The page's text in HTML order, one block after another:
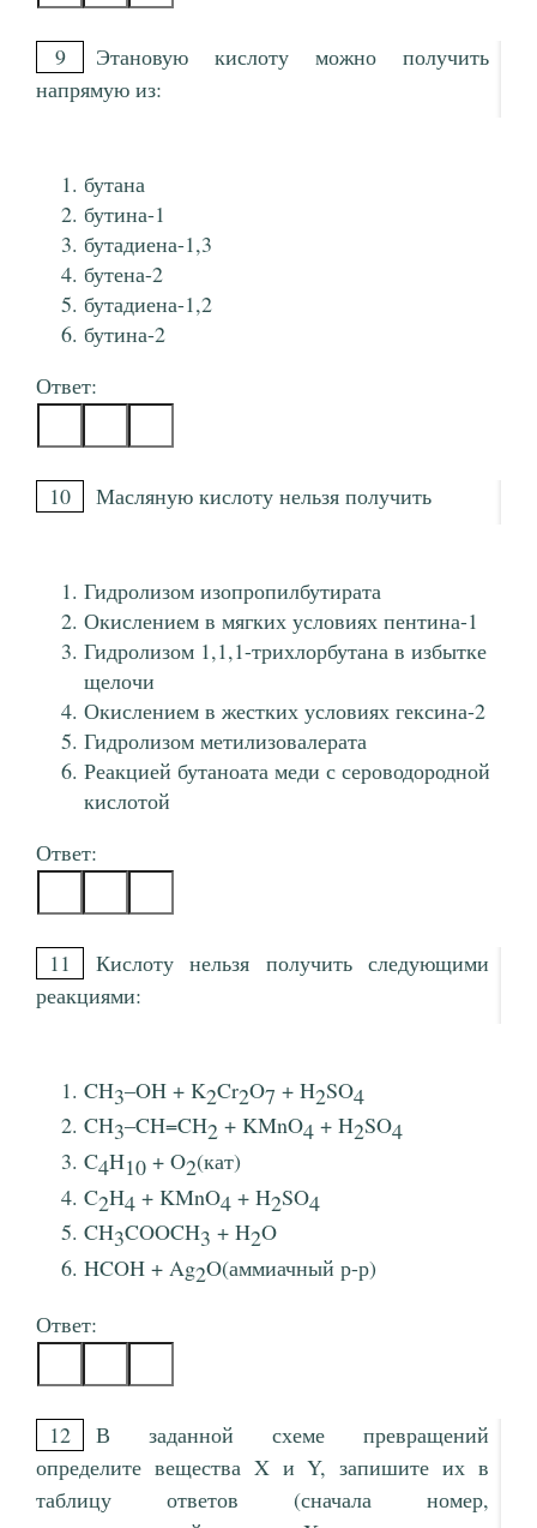
9
Этановую кислоту можно получить
напрямую из:
бутана
бутина-1
бутадиена-1,3
бутена-2
бутадиена-1,2
бутина-2
Ответ:
10 Масляную кислоту нельзя получить
Гидролизом изопропилбутирата
Окислением в мягких условиях пентина-1
Гидролизом 1,1,1-трихлорбутана в избытке
щелочи
Окислением в жестких условиях гексина-2
Гидролизом метилизовалерата
Реакцией бутаноата меди с сероводородной
кислотой
Ответ:
11
Кислоту нельзя получить следующими
реакциями:
CH3‒OH + K2Cr2O7 + H2SO4
CH3‒CH=CH2 + KMnO4 + H2SO4
C4H10 + O2(кат)
C2H4 + KMnO4 + H2SO4
CH3COOCH3 + H2O
HCOH + Ag2O(аммиачный р-р)
Ответ:
12
В заданной схеме превращений
определите вещества X и Y, запишите их в
таблицу ответов (сначала номер,